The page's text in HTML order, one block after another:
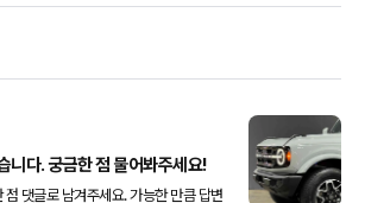
니다. 궁금한 점 물어봐주세요!
댓글로 남겨주세요. 가능한 만큼 답변